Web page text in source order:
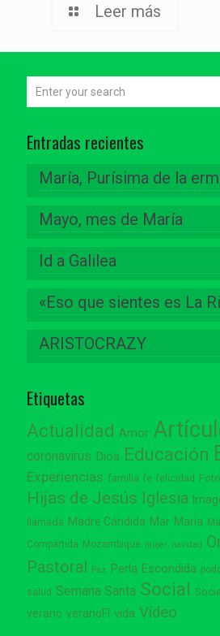
Leer más
Entradas recientes
María, Purísima de la
Mayo, mes de María
Id a Galilea
«Eso que sientes es La
ARISTOCRAZY
Etiquetas
Actualidad Amor
coronavirus Dios Educación
Experiencias familia fe felicidad Foto
Hijas de Jesús Iglesia
llamada Madre Cándida Mar María
Compartida Mozambique mujer navidad
Pastoral Paz Perla Escondida
salud Semana Santa Social
verano veranoFI vida Vídeo